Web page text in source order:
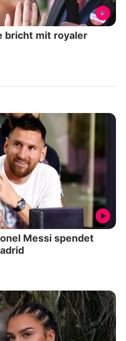
bricht mit royaler
Messi spendet